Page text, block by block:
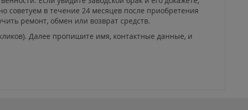
советуем в течение 24 месяцев после приобретения
ремонт, обмен или возврат средств.
Далее пропишите имя, контактные данные, и